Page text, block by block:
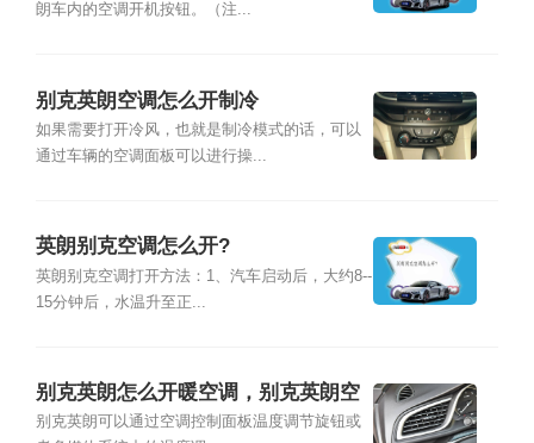
朗车内的空调开机按钮。（注...
别克英朗空调怎么开制冷
如果需要打开冷风，也就是制冷模式的话，可以
通过车辆的空调面板可以进行操...
英朗别克空调怎么开?
英朗别克空调打开方法：1、汽车启动后，大约8--
15分钟后，水温升至正...
别克英朗怎么开暖空调，别克英朗空
调风量小怎么办
别克英朗可以通过空调控制面板温度调节旋钮或